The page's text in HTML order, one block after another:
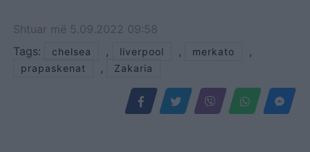
Shtuar më 5.09.2022 09:58
Tags:
chelsea , liverpool , merkato ,
prapaskenat , Zakaria